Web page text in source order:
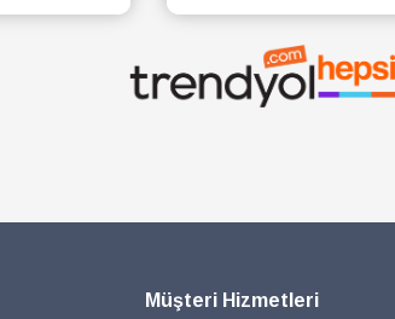
SEPETE EKLE
Müşteri Hizmetleri